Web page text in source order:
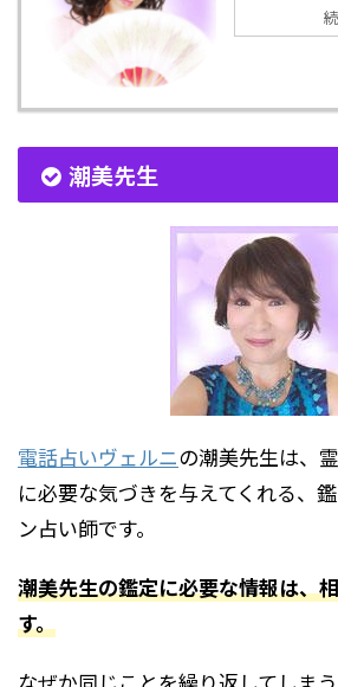
潮美先生
電話占いヴェルニの潮美先生は、
に必要な気づきを与えてくれる、
ン占い師です。
潮美先生の鑑定に必要な情報は、
す。